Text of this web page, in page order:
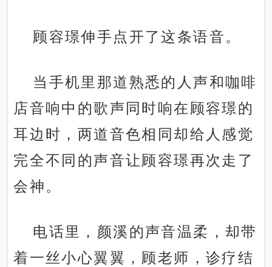
顾容璟伸手点开了这条语音。
当手机里那道熟悉的人声和咖啡
店音响中的歌声同时响在顾容璟的
耳边时，两道音色相同却给人感觉
完全不同的声音让顾容璟再次走了
会神。
电话里，颜溪的声音温柔，却带
着一丝小心翼翼，顾老师，诊疗结